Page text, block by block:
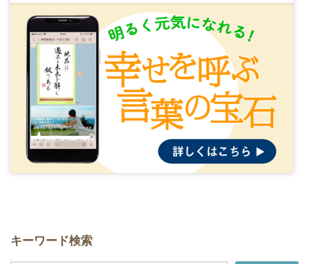
キーワード検索